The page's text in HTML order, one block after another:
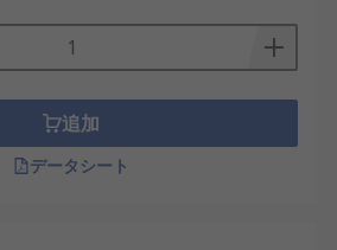
追加
データシート